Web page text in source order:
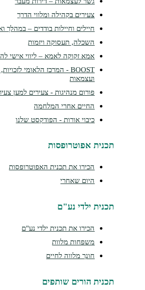
צעירים בקהילה ומלווי הדרך
חיילים וחיילות בודדים – במהלך ואחרי השירות
השכלה, תעסוקה ויזמות
אמא זקוקה לאמא – ליווי אישי להורות צעירה
BOOST - המרכז הלאומי לזכויות, הזדמנויות
פורום מנהיגות - צעירים למען צעירים
החיים אחרי המלחמה
כיבוי אורות - הפודקסט שלנו
אפוטרופסות
הכירו את תכנית האפוטרופסות
היום שאחרי
ילדי נע"ם
הכירו את תכנית ילדי נע"ם
משפחות מלוות
חונך מלווה לחיים
הורים שותפים